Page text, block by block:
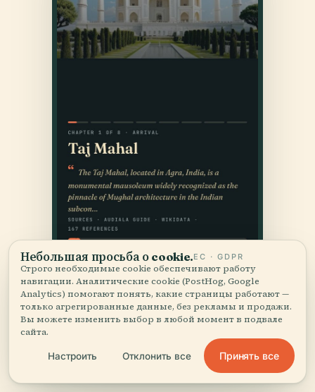
Небольшая просьба о cookie.ЕС · GDPR
Строго необходимые cookie обеспечивают работу
навигации. Аналитические cookie (PostHog, Google
Analytics) помогают понять, какие страницы работают —
только агрегированные данные, без рекламы и продажи.
Вы можете изменить выбор в любой момент в подвале
сайта.
Настроить Отклонить все Принять все